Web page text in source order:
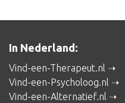
In Nederland:
Vind-een-Therapeut.nl
Vind-een-Psycholoog.nl
Vind-een-Alternatief.nl